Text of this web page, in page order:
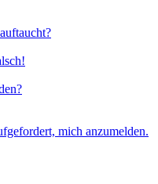
mich anzumelden.